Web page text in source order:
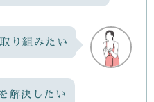
り組みたい
解決したい